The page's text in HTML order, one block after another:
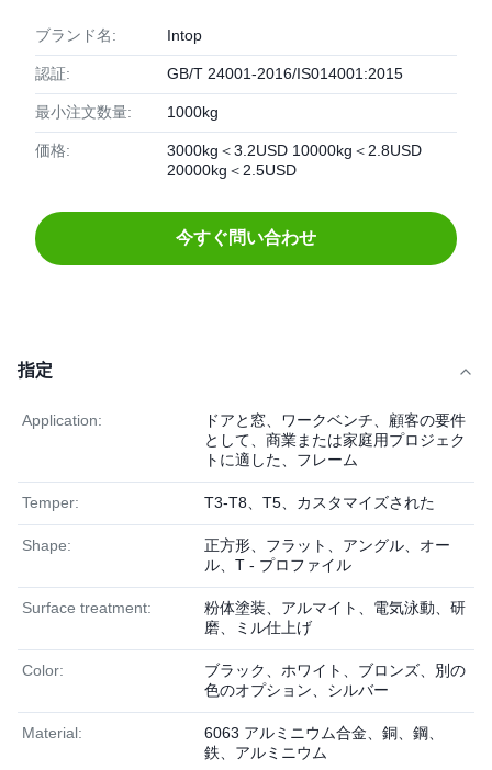
ブランド名: Intop
認証: GB/T 24001-2016/IS014001:2015
最小注文数量: 1000kg
価格:
3000kg＜3.2USD 10000kg＜2.8USD
20000kg＜2.5USD
今すぐ問い合わせ
指定
Application:
ドアと窓、ワークベンチ、顧客の要件
として、商業または家庭用プロジェク
トに適した、フレーム
Temper: T3-T8、T5、カスタマイズされた
Shape:
正方形、フラット、アングル、オー
ル、T - プロファイル
Surface treatment:
粉体塗装、アルマイト、電気泳動、研
磨、ミル仕上げ
Color:
ブラック、ホワイト、ブロンズ、別の
色のオプション、シルバー
Material:
6063 アルミニウム合金、銅、鋼、
鉄、アルミニウム